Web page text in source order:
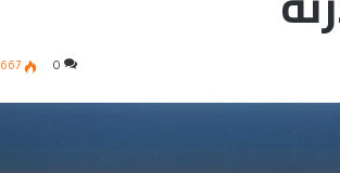
0
667